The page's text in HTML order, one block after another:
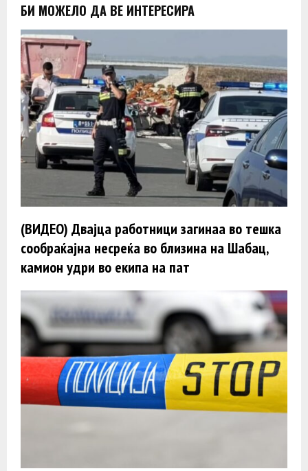
БИ МОЖЕЛО ДА ВЕ ИНТЕРЕСИРА
(ВИДЕО) Двајца работници загинаа во тешка
сообраќајна несреќа во близина на Шабац,
камион удри во екипа на пат